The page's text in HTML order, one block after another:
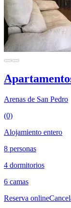
Arenas de San Pedro
(0)
Alojamiento entero
8 personas
4 dormitorios
6 camas
Reserva online